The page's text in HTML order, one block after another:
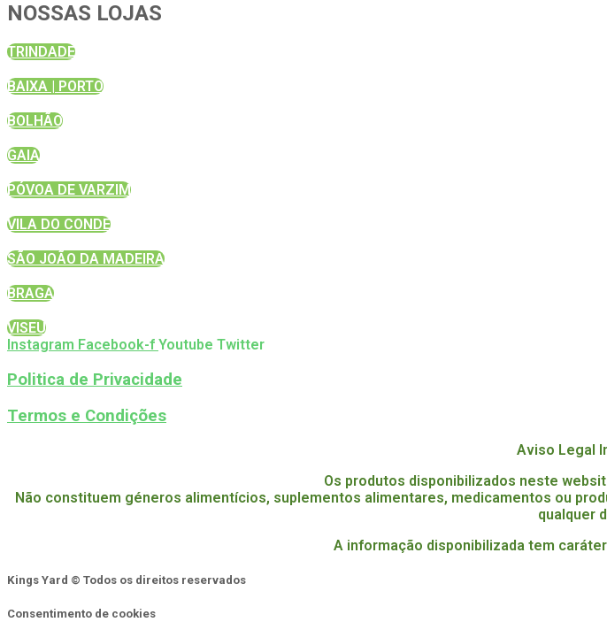
NOSSAS LOJAS
TRINDADE
BAIXA | PORTO
BOLHÃO
GAIA
PÓVOA DE VARZIM
VILA DO CONDE
SÃO JOÃO DA MADEIRA
BRAGA
VISEU
Instagram Facebook-f Youtube Twitter
Politica de Privacidade
Termos e Condições
Aviso Legal
Os produtos disponibilizados neste
Não constituem géneros alimentícios, suplementos alimentares, medicamentos ou
qualquer
A informação disponibilizada tem
Kings Yard © Todos os direitos reservados
Consentimento de cookies